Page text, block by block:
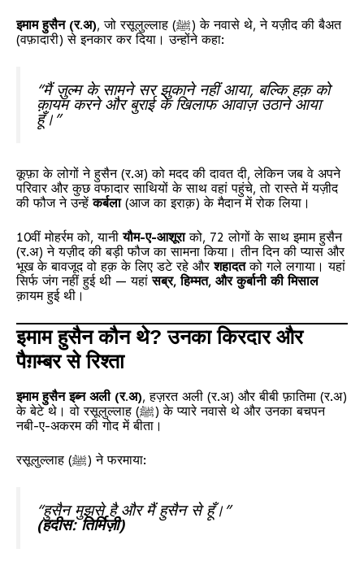
इमाम हुसैन (र.अ), जो रसूलुल्लाह (ﷺ) के नवासे थे, ने यज़ीद की बैअत
(वफ़ादारी) से इनकार कर दिया। उन्होंने कहा:
“मैं ज़ुल्म के सामने सर झुकाने नहीं आया, बल्कि हक़ को
क़ायम करने और बुराई के खिलाफ आवाज़ उठाने आया
हूँ।”
कूफ़ा के लोगों ने हुसैन (र.अ) को मदद की दावत दी, लेकिन जब वे अपने
परिवार और कुछ वफादार साथियों के साथ वहां पहुंचे, तो रास्ते में यज़ीद
की फौज ने उन्हेंकर्बला(आज का इराक़) के मैदान में रोक लिया।
10वीं मोहर्रम को, यानीयौम-ए-आशूराको, 72 लोगों के साथ इमाम हुसैन
(र.अ) ने यज़ीद की बड़ी फौज का सामना किया। तीन दिन की प्यास और
भूख के बावजूद वो हक़ के लिए डटे रहे औरशहादतको गले लगाया। यहां
सिर्फ जंग नहीं हुई थी — यहांसब्र, हिम्मत, और कुर्बानी की मिसाल
क़ायम हुई थी।
इमाम हुसैन कौन थे? उनका किरदार और
पैग़म्बर से रिश्ता
इमाम हुसैन इब्न अली (र.अ), हज़रत अली (र.अ) और बीबी फ़ातिमा (र.अ)
के बेटे थे। वो रसूलुल्लाह (ﷺ) के प्यारे नवासे थे और उनका बचपन
नबी-ए-अकरम की गोद में बीता।
रसूलुल्लाह (ﷺ) ने फरमाया:
“हुसैन मुझसे है और मैं हुसैन से हूँ।”
(हदीस: तिर्मिज़ी)